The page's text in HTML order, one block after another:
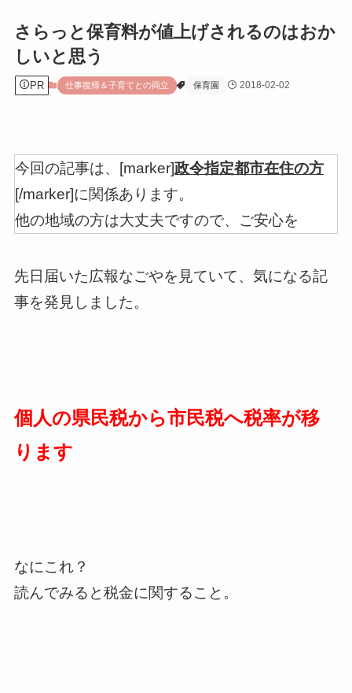
さらっと保育料が値上げされるのはおか
しいと思う
PR 仕事復帰＆子育てとの両立 保育園 2018-02-02
今回の記事は、[marker]政令指定都市在住の方
[/marker]に関係あります。
他の地域の方は大丈夫ですので、ご安心を
先日届いた広報なごやを見ていて、気になる記
事を発見しました。
個人の県民税から市民税へ税率が移
ります
なにこれ？
読んでみると税金に関すること。